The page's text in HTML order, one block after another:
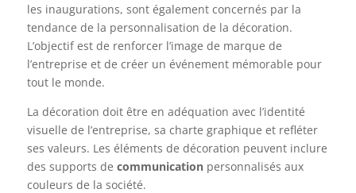
les inaugurations, sont également concernés par la
tendance de la personnalisation de la décoration.
L’objectif est de renforcer l’image de marque de
l’entreprise et de créer un événement mémorable pour
tout le monde.
La décoration doit être en adéquation avec l’identité
visuelle de l’entreprise, sa charte graphique et refléter
ses valeurs. Les éléments de décoration peuvent inclure
des supports de communication personnalisés aux
couleurs de la société.